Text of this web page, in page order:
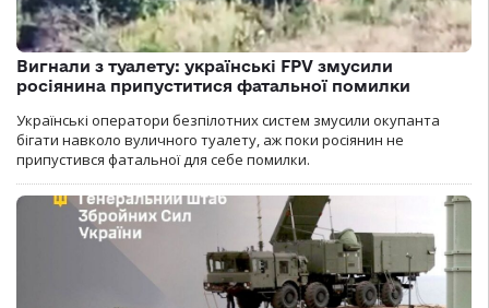
Вигнали з туалету: українські FPV змусили
росіянина припуститися фатальної помилки
Українські оператори безпілотних систем змусили окупанта
бігати навколо вуличного туалету, аж поки росіянин не
припустився фатальної для себе помилки.